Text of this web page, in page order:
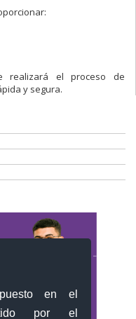
en el
por el
realizará el proceso de
y segura.